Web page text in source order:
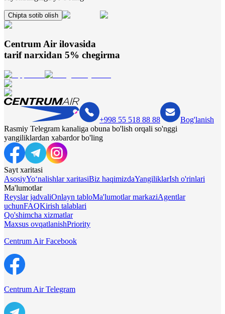
Chipta sotib olish
Centrum Air ilovasida
tarif narxidan 5% chegirma
+998 55 518 88 88
Bog'lanish
Rasmiy Telegram kanaliga obuna bo'lish orqali so'nggi
yangiliklardan xabardor bo'ling
Sayt xaritasi
AsosiyYo‘nalishlar xaritasiBiz haqimizdaYangiliklarIsh o'rinlari
Ma'lumotlar
Reyslar jadvaliOnlayn tabloMa'lumotlar markaziAgentlar
uchunFAQKirish talablari
Qo'shimcha xizmatlar
Maxsus ovqatlanishPriority
Centrum Air Facebook
Centrum Air Telegram